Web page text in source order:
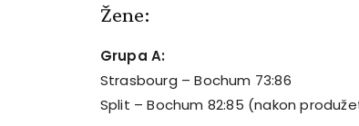
Žene:
Grupa A:
Strasbourg – Bochum 73:86
Split – Bochum 82:85 (nakon